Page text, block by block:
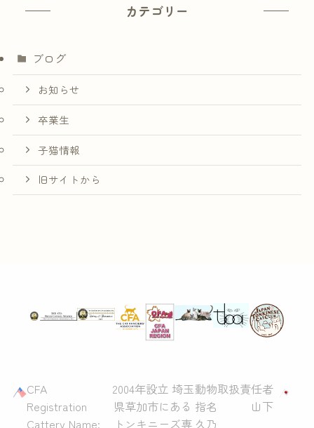
カテゴリー
ブログ
お知らせ
卒業生
子猫情報
旧サイトから
CFA
Registration
Cattery Name:
2004年設立 埼玉
県草加市にある
トンキニーズ専
動物取扱責任者
指名 山下
久乃